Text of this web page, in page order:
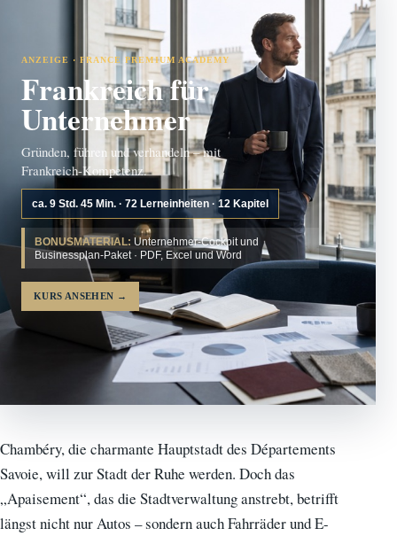
ANZEIGE · FRANCE PREMIUM ACADEMY
Frankreich für
Unternehmer
Gründen, führen und verhandeln – mit
Frankreich-Kompetenz.
ca. 9 Std. 45 Min. · 72 Lerneinheiten · 12 Kapitel
BONUSMATERIAL: Unternehmer-Cockpit und
Businessplan-Paket · PDF, Excel und Word
KURS ANSEHEN →
Chambéry, die charmante Hauptstadt des Départements
Savoie, will zur Stadt der Ruhe werden. Doch das
„Apaisement“, das die Stadtverwaltung anstrebt, betrifft
längst nicht nur Autos – sondern auch Fahrräder und E-